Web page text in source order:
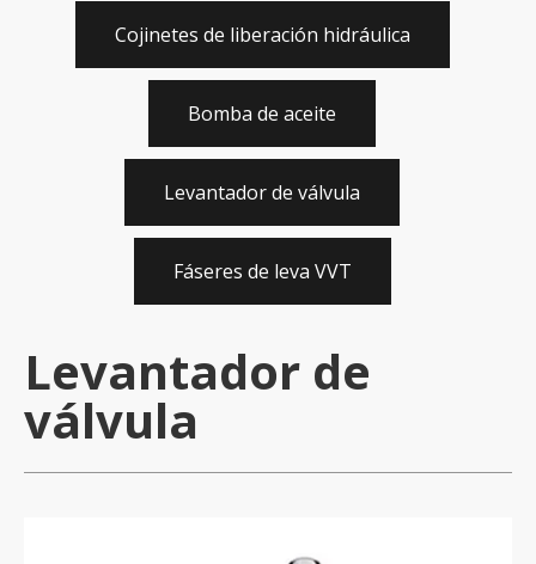
Cojinetes de liberación hidráulica
Bomba de aceite
Levantador de válvula
Fáseres de leva VVT
Levantador de
válvula